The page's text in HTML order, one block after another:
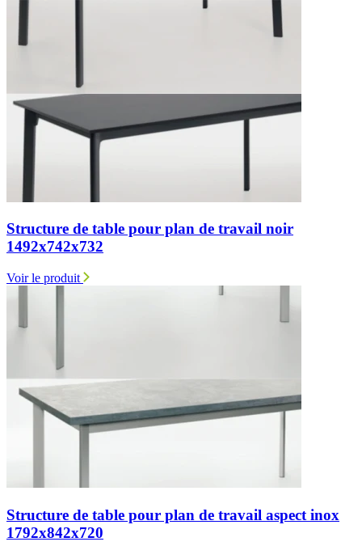
Structure de table pour plan de travail noir
1492x742x732
Voir le produit
Structure de table pour plan de travail aspect inox
1792x842x720